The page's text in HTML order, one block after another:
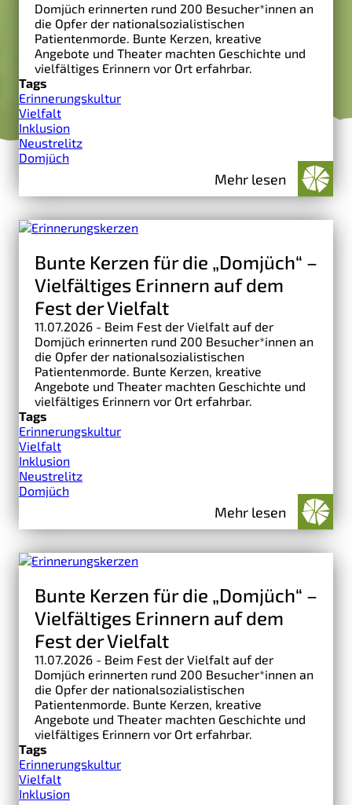
Domjüch erinnerten rund 200 Besucher*innen an
die Opfer der nationalsozialistischen
Patientenmorde. Bunte Kerzen, kreative
Angebote und Theater machten Geschichte und
vielfältiges Erinnern vor Ort erfahrbar.
Tags
Erinnerungskultur
Vielfalt
Inklusion
Neustrelitz
Domjüch
Mehr lesen
Bunte Kerzen für die „Domjüch“ –
Vielfältiges Erinnern auf dem
Fest der Vielfalt
11.07.2026 - Beim Fest der Vielfalt auf der
Domjüch erinnerten rund 200 Besucher*innen an
die Opfer der nationalsozialistischen
Patientenmorde. Bunte Kerzen, kreative
Angebote und Theater machten Geschichte und
vielfältiges Erinnern vor Ort erfahrbar.
Tags
Erinnerungskultur
Vielfalt
Inklusion
Neustrelitz
Domjüch
Mehr lesen
Bunte Kerzen für die „Domjüch“ –
Vielfältiges Erinnern auf dem
Fest der Vielfalt
11.07.2026 - Beim Fest der Vielfalt auf der
Domjüch erinnerten rund 200 Besucher*innen an
die Opfer der nationalsozialistischen
Patientenmorde. Bunte Kerzen, kreative
Angebote und Theater machten Geschichte und
vielfältiges Erinnern vor Ort erfahrbar.
Tags
Erinnerungskultur
Vielfalt
Inklusion